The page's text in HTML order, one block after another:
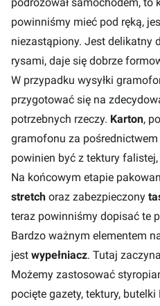
powinniśmy mieć pod ręką,
niezastąpiony. Jest delikatny
rysami, daje się dobrze
W przypadku wysyłki
przygotować się na
potrzebnych rzeczy. Karton,
gramofonu za
powinien być z tektury
Na końcowym etapie
stretch oraz zabezpieczony
teraz powinniśmy dopisać te
Bardzo ważnym elementem
jest wypełniacz. Tutaj
Możemy zastosować
pocięte gazety, tektury, butelki